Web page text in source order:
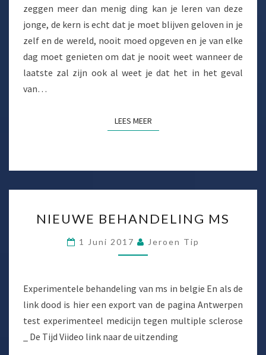
zeggen meer dan menig ding kan je leren van deze
jonge, de kern is echt dat je moet blijven geloven in je
zelf en de wereld, nooit moed opgeven en je van elke
dag moet genieten om dat je nooit weet wanneer de
laatste zal zijn ook al weet je dat het in het geval
van…
LEES MEERLEES MEER
BEHANDELING
MS
NIEUWE BEHANDELING MS
1 Juni 2017 Jeroen Tip
Experimentele behandeling van ms in belgie En als de
link dood is hier een export van de pagina Antwerpen
test experimenteel medicijn tegen multiple sclerose
_ De Tijd Viideo link naar de uitzending